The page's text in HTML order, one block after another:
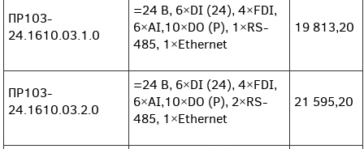
ПР103-
24.1610.03.1.0
=24 В, 6×DI (24), 4×FDI,
6×AI,10×DO (P), 1×RS-
485, 1×Ethernet
19 813,20
ПР103-
24.1610.03.2.0
=24 В, 6×DI (24), 4×FDI,
6×AI,10×DO (P), 2×RS-
485, 1×Ethernet
21 595,20